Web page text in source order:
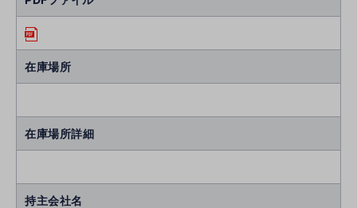
在庫場所
在庫場所詳細
持主会社名